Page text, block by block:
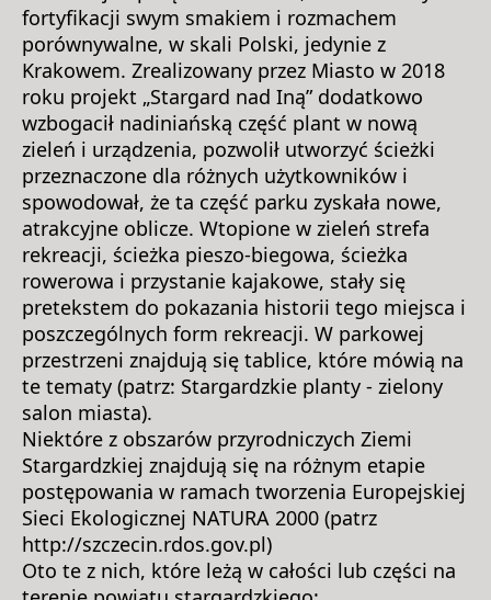
fortyfikacji swym smakiem i rozmachem
porównywalne, w skali Polski, jedynie z
Krakowem. Zrealizowany przez Miasto w 2018
roku projekt „Stargard nad Iną” dodatkowo
wzbogacił nadiniańską część plant w nową
zieleń i urządzenia, pozwolił utworzyć ścieżki
przeznaczone dla różnych użytkowników i
spowodował, że ta część parku zyskała nowe,
atrakcyjne oblicze. Wtopione w zieleń strefa
rekreacji, ścieżka pieszo-biegowa, ścieżka
rowerowa i przystanie kajakowe, stały się
pretekstem do pokazania historii tego miejsca i
poszczególnych form rekreacji. W parkowej
przestrzeni znajdują się tablice, które mówią na
te tematy (patrz: Stargardzkie planty - zielony
salon miasta).
Niektóre z obszarów przyrodniczych Ziemi
Stargardzkiej znajdują się na różnym etapie
postępowania w ramach tworzenia Europejskiej
Sieci Ekologicznej NATURA 2000 (patrz
http://szczecin.rdos.gov.pl)
Oto te z nich, które leżą w całości lub części na